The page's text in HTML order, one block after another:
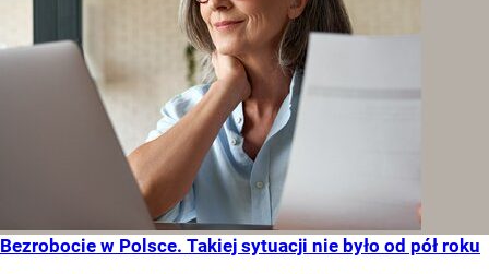
Bezrobocie w Polsce. Takiej sytuacji nie było od pół roku